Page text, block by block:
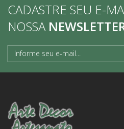
CADASTRE SEU E-
NOSSA